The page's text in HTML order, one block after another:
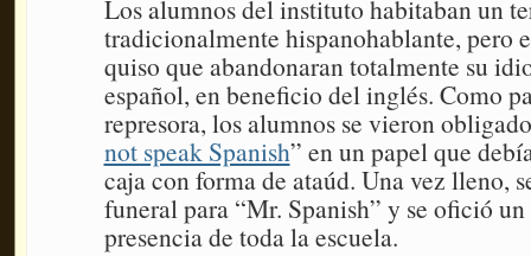
Los alumnos del instituto habitaban un
tradicionalmente hispanohablante, pero
quiso que abandonaran totalmente su
español, en beneficio del inglés. Como
represora, los alumnos se vieron
not speak Spanish” en un papel que
caja con forma de ataúd. Una vez lleno,
funeral para “Mr. Spanish” y se ofició
presencia de toda la escuela.